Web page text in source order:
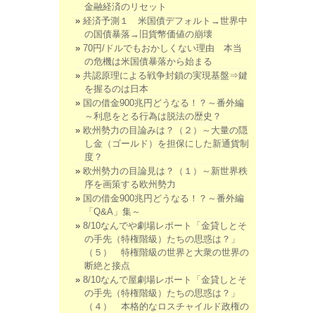
金融経済のリセット
経済予測１ 米国債デフォルト→世界中
の国債暴落→旧貨幣価値の崩壊
70円/ドルでもおかしくない理由 本当
の危機は米国債暴落から始まる
共認原理による戦争封鎖の実現基盤⇒鍵
を握るのは日本
国の借金900兆円どうなる！？～番外編
～利息をとる行為は脱法の歴史？
欧州勢力の目論みは？（２）～大量の隠
し金（ゴールド）を担保にした新通貨制
度？
欧州勢力の目論見は？（１）～新世界秩
序を画策する欧州勢力
国の借金900兆円どうなる！？～番外編
「Q&A」集～
8/10なんでや劇場レポート「金貸しとそ
の手先（特権階級）たちの思惑は？」
（５） 特権階級の世界と大衆の世界の
断絶と接点
8/10なんで屋劇場レポート「金貸しとそ
の手先（特権階級）たちの思惑は？」
（４） 本格的なロスチャイルド政権の